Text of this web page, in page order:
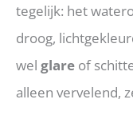
tegelijk: het
droog,
wel glare of
alleen vervelend,